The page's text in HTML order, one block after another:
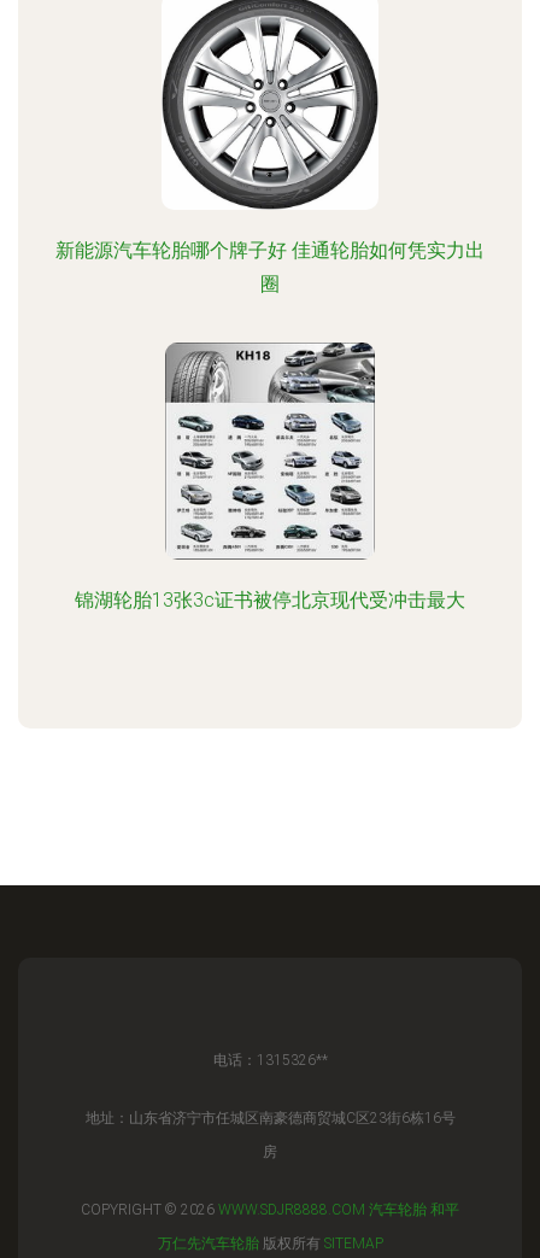
新能源汽车轮胎哪个牌子好 佳通轮胎如何凭实力出
圈
锦湖轮胎13张3c证书被停北京现代受冲击最大
电话：1315326**
地址：山东省济宁市任城区南豪德商贸城C区23街6栋16号
房
COPYRIGHT © 2026 WWW.SDJR8888.COM 汽车轮胎 和平
万仁先汽车轮胎版权所有 SITEMAP